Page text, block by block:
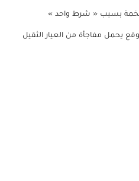
بسبب « شرط واحد »
يحمل مفاجأة من العيار الثقيل